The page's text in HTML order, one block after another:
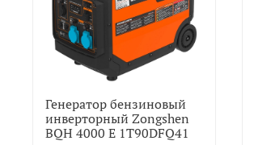
Генератор бензиновый
инверторный Zongshen
BQH 4000 E 1T90DFQ41